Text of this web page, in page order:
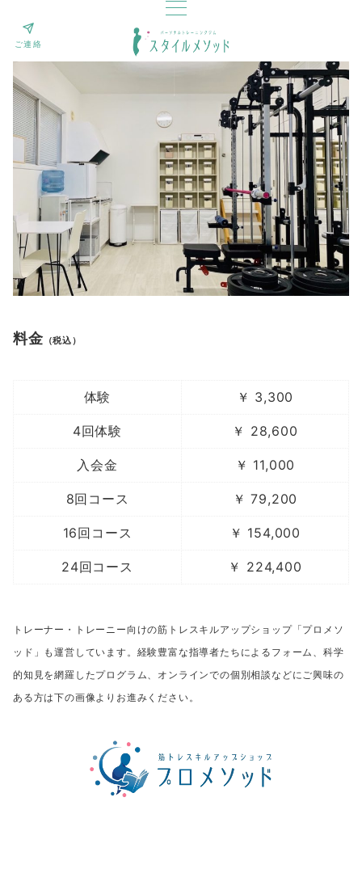
ご連絡
料金 （税込）
体験 ￥ 3,300
4回体験 ￥ 28,600
入会金 ￥ 11,000
8回コース ￥ 79,200
16回コース ￥ 154,000
24回コース ￥ 224,400
トレーナー・トレーニー向けの筋トレスキルアップショップ「プロメソ
ッド」も運営しています。経験豊富な指導者たちによるフォーム、科学
的知見を網羅したプログラム、オンラインでの個別相談などにご興味の
ある方は下の画像よりお進みください。